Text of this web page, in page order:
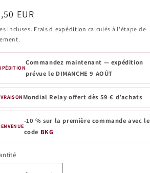
EUR
incluses. Frais d'expédition calculés à l'étape de
Commandez maintenant — expédition
prévue le DIMANCHE 9 AOÛT
Mondial Relay offert dès 59 € d’achats
-10 % sur la première commande avec le
code BKG